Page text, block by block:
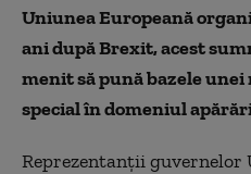
Uniunea Europeană
ani după Brexit, acest
menit să pună bazele
special în domeniul
Reprezentanții guvernelor